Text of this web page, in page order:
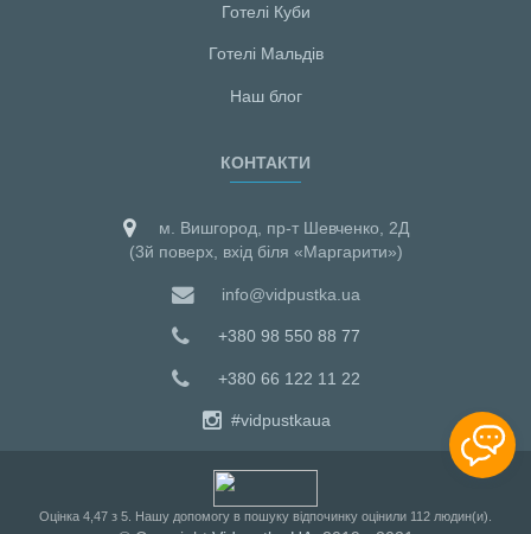
Готелі Куби
Готелі Мальдiв
Наш блог
КОНТАКТИ
м. Вишгород, пр-т Шевченко, 2Д
(3й поверх, вхід біля «Маргарити»)
info@vidpustka.ua
+380 98 550 88 77
+380 66 122 11 22
#vidpustkaua
Оцiнка 4,47 з 5 . Нашу допомогу в пошуку відпочинку оцінили 112 людин(и).